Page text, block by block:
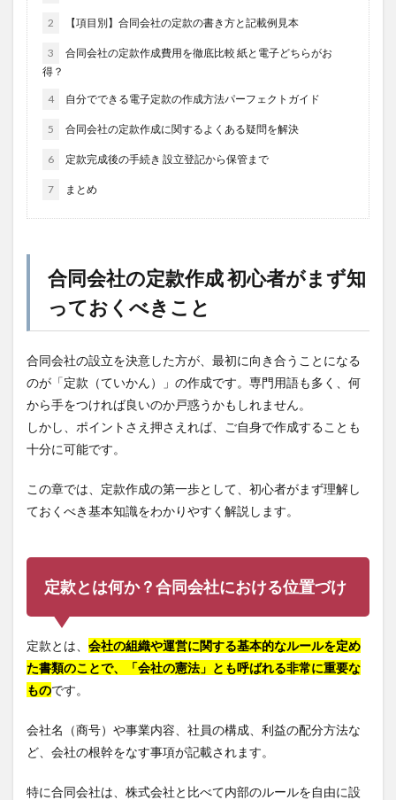
2 【項目別】合同会社の定款の書き方と記載例見本
3
合同会社の定款作成費用を徹底比較 紙と電子どちらがお
得？
4 自分でできる電子定款の作成方法パーフェクトガイド
5 合同会社の定款作成に関するよくある疑問を解決
6 定款完成後の手続き 設立登記から保管まで
7 まとめ
合同会社の定款作成 初心者がまず知
っておくべきこと
合同会社の設立を決意した方が、最初に向き合うことになる
のが「定款（ていかん）」の作成です。専門用語も多く、何
から手をつければ良いのか戸惑うかもしれません。
しかし、ポイントさえ押さえれば、ご自身で作成することも
十分に可能です。
この章では、定款作成の第一歩として、初心者がまず理解し
ておくべき基本知識をわかりやすく解説します。
定款とは何か？合同会社における位置づけ
定款とは、 会社の組織や運営に関する基本的なルールを定め
た書類のことで、「会社の憲法」とも呼ばれる非常に重要な
ものです。
会社名（商号）や事業内容、社員の構成、利益の配分方法な
ど、会社の根幹をなす事項が記載されます。
特に合同会社は、株式会社と比べて内部のルールを自由に設